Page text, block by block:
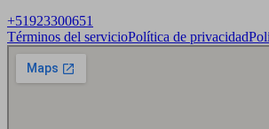
+51923300651
Términos del servicioPolítica de privacidad